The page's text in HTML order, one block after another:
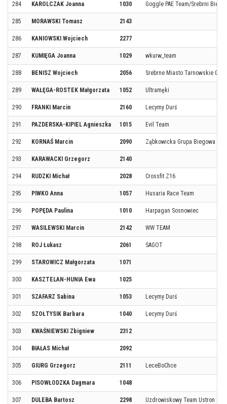
284 KAROLCZAK Joanna 1030 Goggle PAE Team/Srebrni
285 MORAWSKI Tomasz 2143
286 KANIOWSKI Wojciech 2277
287 KUMIĘGA Joanna 1029 wkurw_team
288 BENISZ Wojciech 2056 Srebrne Miasto Tarnowskie Góry
289 WAŁĘGA-ROSTEK Małgorzata 1052 Ultramęki
290 FRANKI Marcin 2160 Lecymy Durś
291 PAZDERSKA-KIPIEL Agnieszka 1015 Evil Team
292 KORNAŚ Marcin 2090 Ząbkowicka Grupa Biegowa
293 KARAWACKI Grzegorz 2140
294 RUDZKI Michał 2028 Crossfit Z16
295 PIWKO Anna 1057 Husaria Race Team
296 POPĘDA Paulina 1010 Harpagan Sosnowiec
297 WASILEWSKI Marcin 2142 WW TEAM
298 ROJ Łukasz 2061 SAGOT
299 STAROWICZ Małgorzata 1071
300 KASZTELAN-HUNIA Ewa 1025
301 SZAFARZ Sabina 1053 Lecymy Durś
302 SZOŁTYSIK Barbara 1040 Lecymy Durś
303 KWAŚNIEWSKI Zbigniew 2312
304 BIAŁAS Michał 2092
305 GIURG Grzegorz 2111 LeceBoChce
306 PISOWŁODZKA Dagmara 1048
307 DULEBA Bartosz 2298 Uzdrowiskowy Team Ustron